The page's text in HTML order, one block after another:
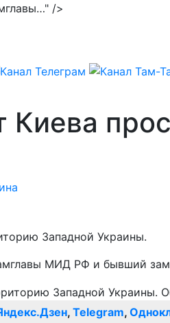
/>
Западной Украины.
МИД РФ и бывший
, Telegram,